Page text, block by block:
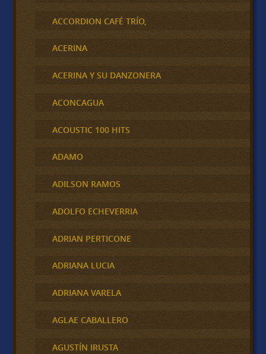
ACCORDION CAFÉ TRÍO,
ACERINA
ACERINA Y SU DANZONERA
ACONCAGUA
ACOUSTIC 100 HITS
ADAMO
ADILSON RAMOS
ADOLFO ECHEVERRIA
ADRIAN PERTICONE
ADRIANA LUCIA
ADRIANA VARELA
AGLAE CABALLERO
AGUSTÍN IRUSTA